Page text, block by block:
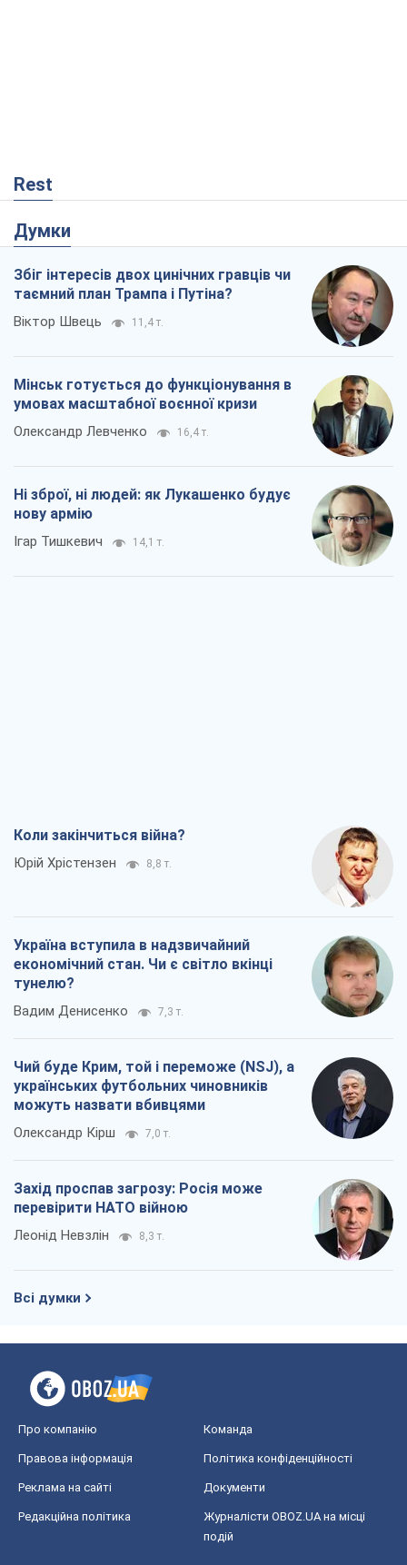
Rest
Думки
Збіг інтересів двох цинічних гравців чи
таємний план Трампа і Путіна?
Віктор Швець 11,4 т.
Мінськ готується до функціонування в
умовах масштабної воєнної кризи
Олександр Левченко 16,4 т.
Ні зброї, ні людей: як Лукашенко будує
нову армію
Ігар Тишкевич 14,1 т.
Коли закінчиться війна?
Юрій Хрістензен 8,8 т.
Україна вступила в надзвичайний
економічний стан. Чи є світло вкінці
тунелю?
Вадим Денисенко 7,3 т.
Чий буде Крим, той і переможе (NSJ), а
українських футбольних чиновників
можуть назвати вбивцями
Олександр Кірш 7,0 т.
Захід проспав загрозу: Росія може
перевірити НАТО війною
Леонід Невзлін 8,3 т.
Всі думки
Про компанію Команда
Правова інформація Політика конфіденційності
Реклама на сайті Документи
Редакційна політика
Журналісти OBOZ.UA на місці
подій